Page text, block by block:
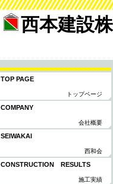
西本建設
トップページ
TOP PAGE
会社概要
COMPANY
西和会
SEIWAKAI
施工実績
CONSTRUCTION RESULTS